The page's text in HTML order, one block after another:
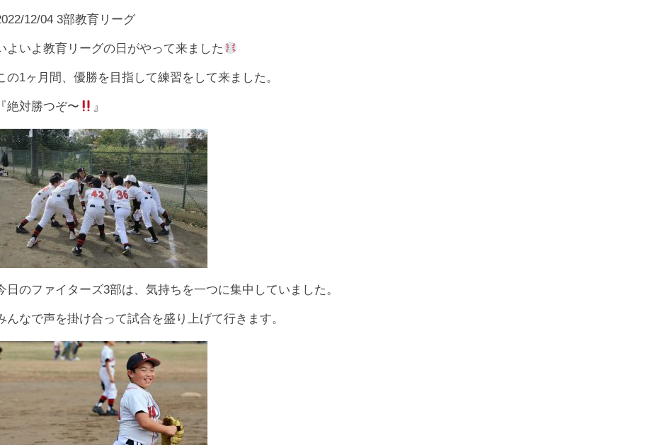
12/04 3部教育リーグ
よいよ教育リーグの日がやって来ました
の1ヶ月間、優勝を目指して練習をして来ました。
『絶対勝つぞ〜 』
日のファイターズ3部は、気持ちを一つに集中していました。
んなで声を掛け合って試合を盛り上げて行きます。